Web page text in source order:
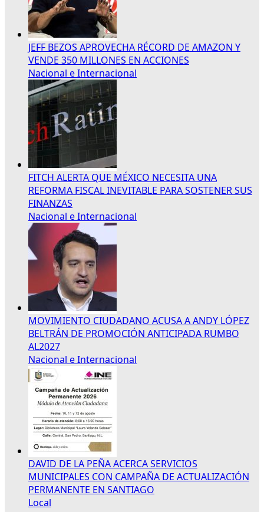
JEFF BEZOS APROVECHA RÉCORD DE AMAZON Y
VENDE 350 MILLONES EN ACCIONES
Nacional e Internacional
FITCH ALERTA QUE MÉXICO NECESITA UNA
REFORMA FISCAL INEVITABLE PARA SOSTENER SUS
FINANZAS
Nacional e Internacional
MOVIMIENTO CIUDADANO ACUSA A ANDY LÓPEZ
BELTRÁN DE PROMOCIÓN ANTICIPADA RUMBO
AL2027
Nacional e Internacional
DAVID DE LA PEÑA ACERCA SERVICIOS
MUNICIPALES CON CAMPAÑA DE ACTUALIZACIÓN
PERMANENTE EN SANTIAGO
Local